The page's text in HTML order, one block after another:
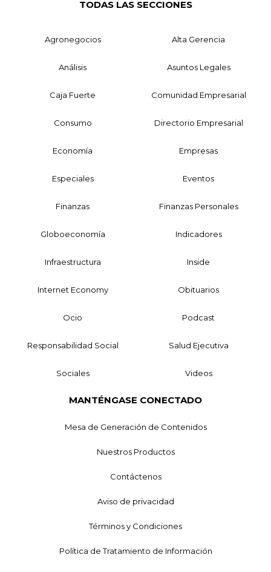
TODAS LAS SECCIONES
Agronegocios Alta Gerencia
Análisis Asuntos Legales
Caja Fuerte Comunidad Empresarial
Consumo Directorio Empresarial
Economía Empresas
Especiales Eventos
Finanzas Finanzas Personales
Globoeconomía Indicadores
Infraestructura Inside
Internet Economy Obituarios
Ocio Podcast
Responsabilidad Social Salud Ejecutiva
Sociales Videos
MANTÉNGASE CONECTADO
Mesa de Generación de Contenidos
Nuestros Productos
Contáctenos
Aviso de privacidad
Términos y Condiciones
Política de Tratamiento de Información